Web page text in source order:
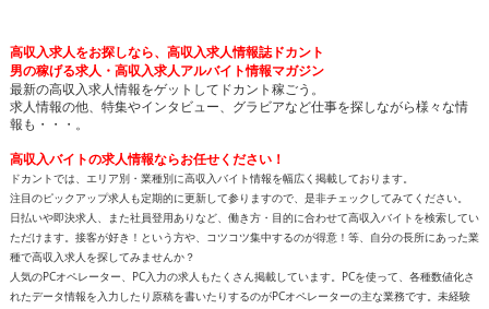
求人情報の他、特集やインタビュー、グラビアなど仕事を探しながら様々な情
報も・・・。
高収入バイトの求人情報ならお任せください！
ドカントでは、エリア別・業種別に高収入バイト情報を幅広く掲載しております。
日払いや即決求人、また社員登用ありなど、働き方・目的に合わせて高収入バイトを検索してい
ただけます。接客が好き！という方や、コツコツ集中するのが得意！等、自分の長所にあった業
種で高収入求人を探してみませんか？
人気のPCオペレーター、PC入力の求人もたくさん掲載しています。PCを使って、各種数値化さ
れたデータ情報を入力したり原稿を書いたりするのがPCオペレーターの主な業務です。未経験
の方でも可能なお仕事で、将来のPCスキルアップも見込めます。新着求人情報も続々追加して
おりますので、きっとアナタに合ったバイトが見つかります。
面白特集ページもたっぷりご用意しておりますので、どうぞ楽しみながら求人を探してくださ